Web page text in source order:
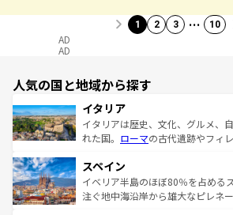
1 2 3 … 10
AD
AD
人気の国と地域から探す
イタリア
イタリアは歴史、文化、グルメ、
れた国。 ローマの古代遺跡やフィ
ろん、トスカーナの美しい田園風
景など、自然景観も見逃せない。
ピザやパスタなど、絶品のイタリ
スペイン
イベリア半島のほぼ80％を占める
注ぐ地中海沿岸から雄大なピレネ